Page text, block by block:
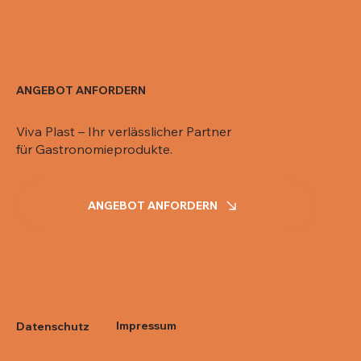
ANGEBOT ANFORDERN
Viva Plast – Ihr verlässlicher Partner
für Gastronomieprodukte.
ANGEBOT ANFORDERN
Datenschutz Impressum